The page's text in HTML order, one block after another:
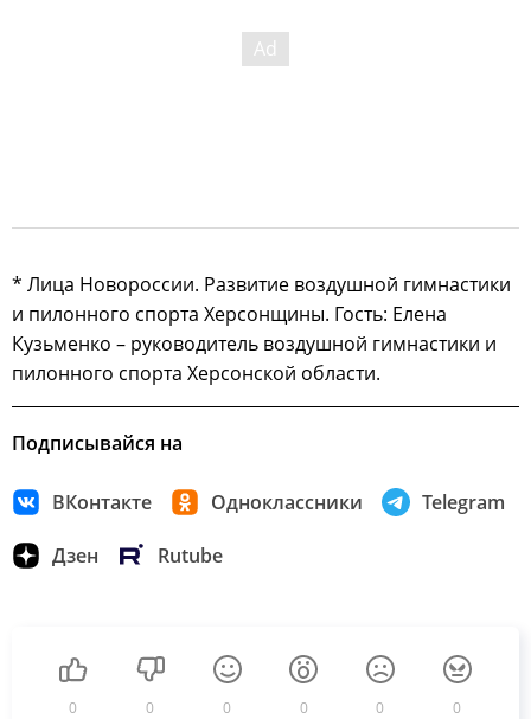
* Лица Новороссии. Развитие воздушной гимнастики
и пилонного спорта Херсонщины. Гость: Елена
Кузьменко – руководитель воздушной гимнастики и
пилонного спорта Херсонской области.
Подписывайся на
ВКонтакте Одноклассники Telegram
Дзен Rutube
0 0 0 0 0 0